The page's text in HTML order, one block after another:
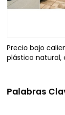
Precio bajo
plástico natural,
Palabras